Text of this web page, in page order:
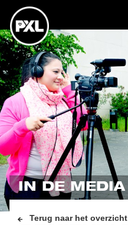
IN DE MEDIA
Terug naar het overzicht